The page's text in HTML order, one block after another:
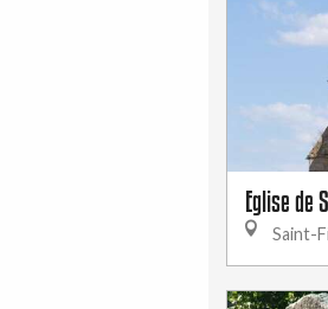
Eglise de
Saint-